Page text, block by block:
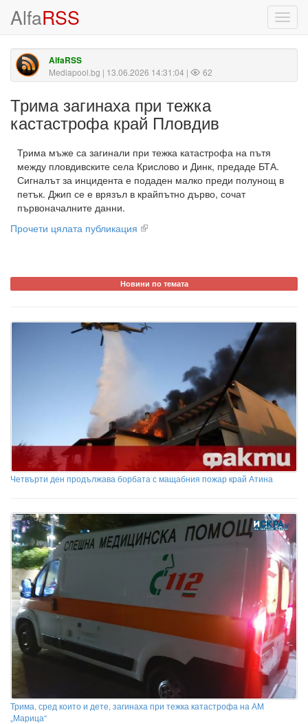
AlfaRSS
AlfaRSS
Mediapool.bg | 13.06.2026 14:31:04 | 62
Трима загинаха при тежка
кастастрофа край Пловдив
Трима мъже са загинали при тежка катастрофа на пътя
между пловдивските села Крислово и Динк, предаде БТА.
Сигналът за инцидента е подаден малко преди полунощ в
петък. Джип се е врязъл в крайпътно дърво, сочат
първоначалните данни.
Прочети цялата публикация
Новини по темата
Четвърти ден продължава борбата с мащабния пожар край Атина
Трима, сред които и дете, загинаха при тежка катастрофа на АМ
„Марица“